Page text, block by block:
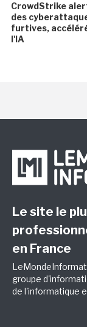
CrowdStrike
des
furtives,
l'IA
Le site le
en France
groupe
de l'informatique